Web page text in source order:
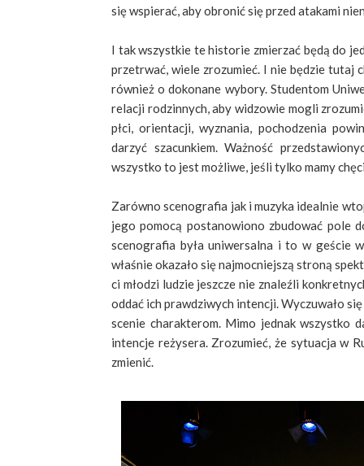
się wspierać, aby obronić się przed atakami
I tak wszystkie te historie zmierzać będą do
przetrwać, wiele zrozumieć. I nie będzie tutaj
również o dokonane wybory. Studentom
relacji rodzinnych, aby widzowie mogli
płci, orientacji, wyznania, pochodzenia
darzyć szacunkiem. Ważność
wszystko to jest możliwe, jeśli tylko mamy
Zarówno scenografia jak i muzyka idealnie
jego pomocą postanowiono zbudować pole
scenografia była uniwersalna i to w geście
właśnie okazało się najmocniejszą stroną
ci młodzi ludzie jeszcze nie znaleźli
oddać ich prawdziwych intencji. Wyczuwało
scenie charakterom. Mimo jednak wszystko
intencje reżysera. Zrozumieć, że sytuacja w
zmienić.